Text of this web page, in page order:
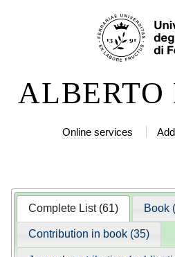
Skip
toALBERTO
Online services
Complete List (61) Book
Contribution in book (35)